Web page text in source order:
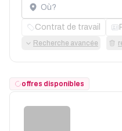
Contrat de travail
Recherche avancée
offres disponibles